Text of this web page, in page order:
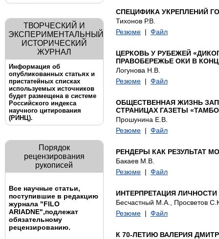
ТВОРЧЕСКИЙ И
ЭКСПЕРИМЕНТАЛЬНЫЙ
ИСТОРИЧЕСКИЙ
ЖУРНАЛ
Информация об
опубликованных статьях и
пристатейных списках
используемых источников
будет размещена в системе
Российского индекса
научного цитирования
(РИНЦ).
Порядок
рецензирования
рукописей
Все научные статьи,
поступившие в редакцию
журнала "FILO
ARIADNE",подлежат
обязательному
рецензированию.
СПЕЦИФИКА УКРЕПЛЕНИЙ
Тихонов Р.В.
Резюме | Файл
ЦЕРКОВЬ У РУБЕЖЕЙ
ПРАВОБЕРЕЖЬЕ ОКИ В
Логунова Н.В.
Резюме | Файл
ОБЩЕСТВЕННАЯ ЖИЗНЬ
СТРАНИЦАХ ГАЗЕТЫ
Прошунина Е.В.
Резюме | Файл
РЕНДЕРЫ КАК РЕЗУЛЬТАТ
Бакаев М.В.
Резюме | Файл
ИНТЕРПРЕТАЦИЯ
Бесчастный М.А., Просветов
Резюме | Файл
К 70-ЛЕТИЮ ВАЛЕРИЯ